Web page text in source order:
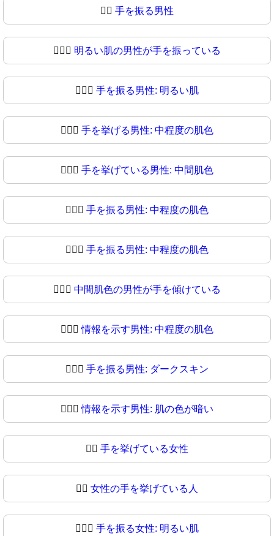
💁‍♂ 手を振る男性
💁🏻‍♂️ 明るい肌の男性が手を振っている
💁🏻‍♂ 手を振る男性: 明るい肌
💁🏼‍♂️ 手を挙げる男性: 中程度の肌色
💁🏼‍♂ 手を挙げている男性: 中間肌色
💁🏽‍♂️ 手を振る男性: 中程度の肌色
💁🏽‍♂ 手を振る男性: 中程度の肌色
💁🏾‍♂️ 中間肌色の男性が手を傾けている
💁🏾‍♂情報を示す男性: 中程度の肌色
💁🏿‍♂️ 手を振る男性: ダークスキン
💁🏿‍♂情報を示す男性: 肌の色が暗い
💁‍♀️ 手を挙げている女性
💁‍♀ 女性の手を挙げている人
💁🏻‍♀️ 手を振る女性: 明るい肌